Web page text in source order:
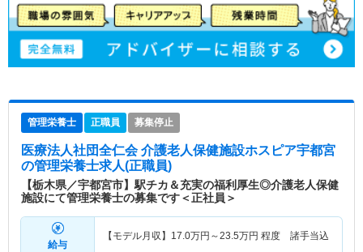
管理栄養士 正職員 募集停止
医療法人社団全仁会 介護老人保健施設ホスピア宇都宮
の管理栄養士求人(正職員)
【栃木県／宇都宮市】駅チカ＆充実の福利厚生◎介護老人保健
施設にて管理栄養士の募集です＜正社員＞
給与
【モデル月収】 17.0万円～23.5万円 程度 諸手当込